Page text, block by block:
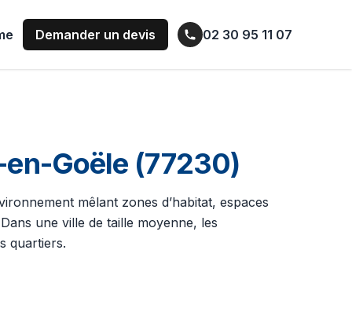
Demander un devis 02 30 95 11 07
Goële (77230)
mêlant zones d’habitat, espaces
une ville de taille moyenne, les
quartiers.